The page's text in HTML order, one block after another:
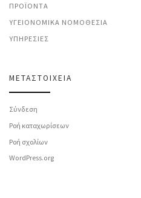
ΠΡΟΪΌΝΤΑ
ΥΓΕΙΟΝΟΜΙΚΆ ΝΟΜΟΘΕΣΊΑ
ΥΠΗΡΕΣΊΕΣ
ΜΕΤΑΣΤΟΙΧΕΊΑ
Σύνδεση
Ροή καταχωρίσεων
Ροή σχολίων
WordPress.org